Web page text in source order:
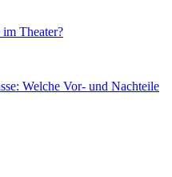
Theater?
Welche Vor- und Nachteile